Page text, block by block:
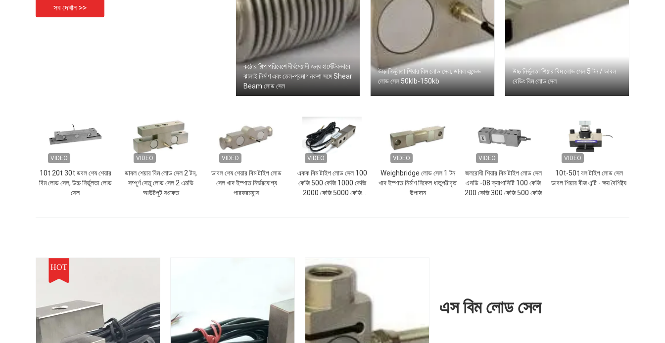
সব দেখান >>
কঠোর শিল্প পরিবেশে দীর্ঘমেয়াদী জন্য হার্মেটিকভাবে
ঝালাই নির্মাণ এবং তেল-প্রমাণ নকশা সঙ্গে Shear
Beam লোড সেল
উচ্চ নির্ভুলতা শিয়ার বিম লোড সেল, ডাবল এন্ডেড
লোড সেল 50klb-150kb
উচ্চ নির্ভুলতা শিয়ার বিম লোড সেল 5 টন / ডাবল
বেডিং বিম লোড সেল
VIDEO
10t 20t 30t ডবল শেষ শেয়ার
বিম লোড সেল, উচ্চ নির্ভুলতা লোড
সেল
VIDEO
ডাবল শেয়ার বিম লোড সেল 2 টন,
সম্পূর্ণ সেতু লোড সেল 2 এমভি
আউটপুট সংকেত
VIDEO
ডাবল শেষ শেয়ার বিম টাইপ লোড
সেল খাদ ইস্পাত নির্ভরযোগ্য
পারফরম্যান্স
VIDEO
একক বিম টাইপ লোড সেল 100
কেজি 500 কেজি 1000 কেজি
2000 কেজি 5000 কেজি
VIDEO
Weighbridge লোড সেল 1 টন
খাদ ইস্পাত নির্মাণ নিকেল ধাতুপট্টাবৃত
উপাদান
VIDEO
জলরোধী শিয়ার বিম টাইপ লোড সেল
এসডি -08 ক্যাপাসিটি 100 কেজি
200 কেজি 300 কেজি 500 কেজি
VIDEO
10t-50t বল টাইপ লোড সেল
ডাবল শিয়ার বীজ এন্টি - ক্ষয় বৈশিষ্ট্য
HOT
এস বিম লোড সেল